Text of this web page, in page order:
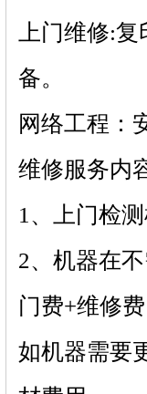
上门维修:
备。
网络工程：
维修服务内
1、上门检
2、机器在
门费+维修费
如机器需要